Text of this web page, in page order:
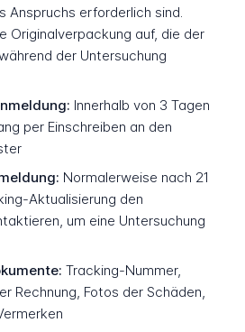
Anspruchs erforderlich sind.
Originalverpackung auf, die der
der Untersuchung
Innerhalb von 3 Tagen
per Einschreiben an den
Normalerweise nach 21
Aktualisierung den
um eine Untersuchung
Tracking-Nummer,
Rechnung, Fotos der Schäden,